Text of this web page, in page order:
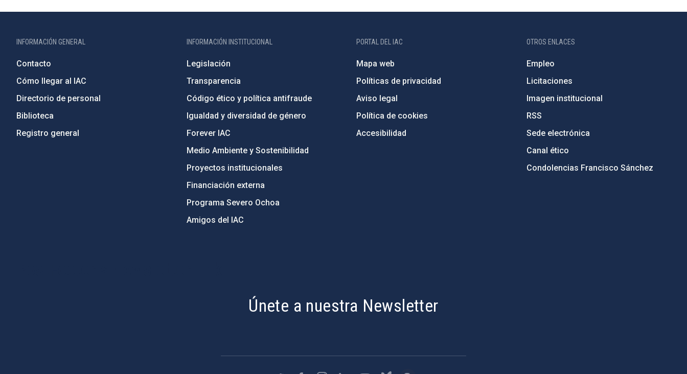
INFORMACIÓN GENERAL
Contacto
Cómo llegar al IAC
Directorio de personal
Biblioteca
Registro general
INFORMACIÓN INSTITUCIONAL
Legislación
Transparencia
Código ético y política antifraude
Igualdad y diversidad de género
Forever IAC
Medio Ambiente y Sostenibilidad
Proyectos institucionales
Financiación externa
Programa Severo Ochoa
Amigos del IAC
PORTAL DEL IAC
Mapa web
Políticas de privacidad
Aviso legal
Política de cookies
Accesibilidad
OTROS ENLACES
Empleo
Licitaciones
Imagen institucional
RSS
Sede electrónica
Canal ético
Condolencias Francisco Sánchez
Únete a nuestra Newsletter